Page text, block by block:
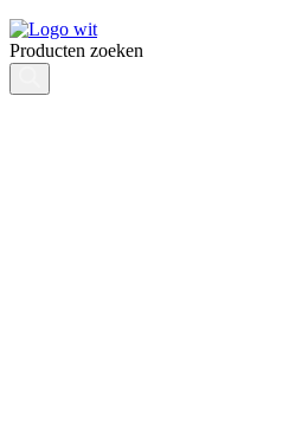
Producten zoeken